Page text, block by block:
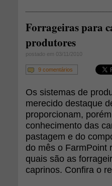
Forrageiras para
produtores
postado em 03/11/2010
9 comentários
Os sistemas de
merecido destaque
proporcionam,
conhecimento das
pastagem e do
do mês o FarmPoint
quais são as
caprinos. Confira o